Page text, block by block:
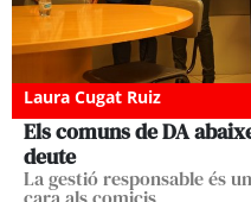
Laura Cugat Ruiz
Els comuns de DA
deute
La gestió responsable és